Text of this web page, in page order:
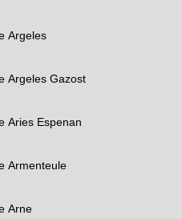
Argeles
Argeles Gazost
Aries Espenan
Armenteule
Arne